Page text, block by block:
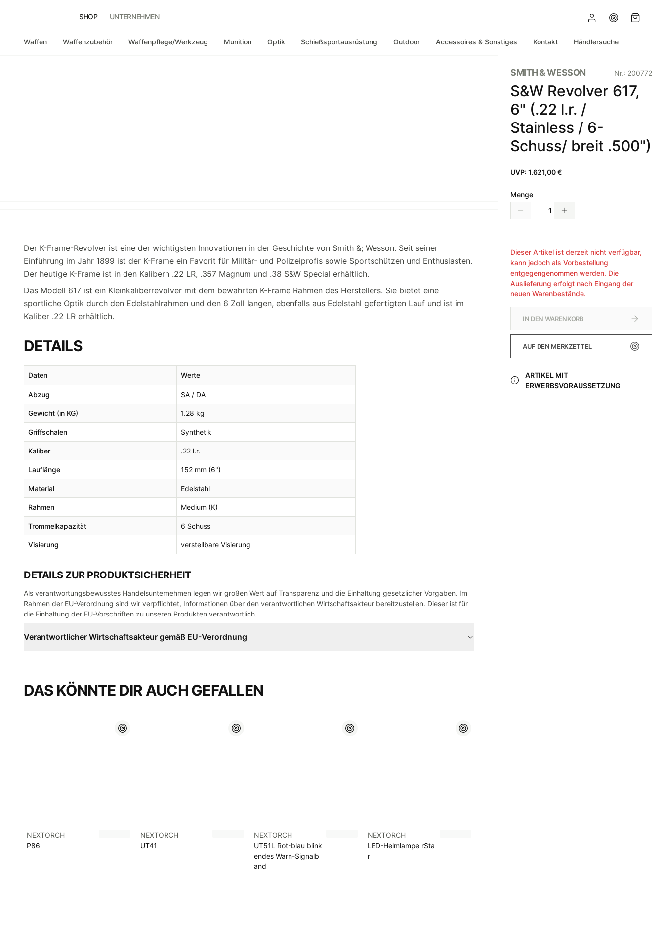
SHOP UNTERNEHMEN
Waffen Waffenzubehör Waffenpflege/Werkzeug Munition Optik Schießsportausrüstung Outdoor Accessoires & Sonstiges Kontakt Händlersuche
Der K-Frame-Revolver ist eine der wichtigsten Innovationen in der Geschichte von Smith &; Wesson. Seit seiner
Einführung im Jahr 1899 ist der K-Frame ein Favorit für Militär- und Polizeiprofis sowie Sportschützen und Enthusiasten.
Der heutige K-Frame ist in den Kalibern .22 LR, .357 Magnum und .38 S&W Special erhältlich.
Das Modell 617 ist ein Kleinkaliberrevolver mit dem bewährten K-Frame Rahmen des Herstellers. Sie bietet eine
sportliche Optik durch den Edelstahlrahmen und den 6 Zoll langen, ebenfalls aus Edelstahl gefertigten Lauf und ist im
Kaliber .22 LR erhältlich.
DETAILS
Daten Werte
Abzug SA / DA
Gewicht (in KG) 1.28 kg
Griffschalen Synthetik
Kaliber .22 l.r.
Lauflänge 152 mm (6")
Material Edelstahl
Rahmen Medium (K)
Trommelkapazität 6 Schuss
Visierung verstellbare Visierung
DETAILS ZUR PRODUKTSICHERHEIT
Als verantwortungsbewusstes Handelsunternehmen legen wir großen Wert auf Transparenz und die Einhaltung gesetzlicher Vorgaben. Im
Rahmen der EU-Verordnung sind wir verpflichtet, Informationen über den verantwortlichen Wirtschaftsakteur bereitzustellen. Dieser ist für
die Einhaltung der EU-Vorschriften zu unseren Produkten verantwortlich.
Verantwortlicher Wirtschaftsakteur gemäß EU-Verordnung
DAS KÖNNTE DIR AUCH GEFALLEN
NEXTORCH
P86
NEXTORCH
UT41
NEXTORCH
UT51L Rot-blau blink
endes Warn-Signalb
and
NEXTORCH
LED-Helmlampe rSta
r
SMITH & WESSON Nr.: 200772
S&W Revolver 617,
6" (.22 l.r. /
Stainless / 6-
Schuss/ breit .500")
UVP: 1.621,00 €
Menge
Dieser Artikel ist derzeit nicht verfügbar,
kann jedoch als Vorbestellung
entgegengenommen werden. Die
Auslieferung erfolgt nach Eingang der
neuen Warenbestände.
IN DEN WARENKORB
AUF DEN MERKZETTEL
ARTIKEL MIT
ERWERBSVORAUSSETZUNG